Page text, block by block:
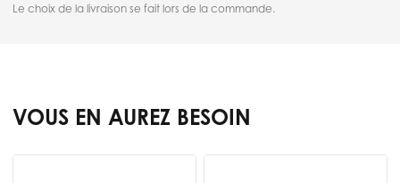
Le choix de la livraison se fait lors de la commande.
VOUS EN AUREZ BESOIN
Press to skip carousel